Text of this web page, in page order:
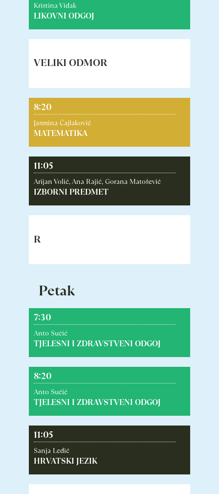
Kristina Vidak
LIKOVNI ODGOJ
VELIKI ODMOR
8:20
Jasmina Čajlaković
MATEMATIKA
11:05
Arijan Volić, Ana Rajić, Gorana Matošević
IZBORNI PREDMET
R
Petak
7:30
Anto Sučić
TJELESNI I ZDRAVSTVENI ODGOJ
8:20
Anto Sučić
TJELESNI I ZDRAVSTVENI ODGOJ
11:05
Sanja Ledić
HRVATSKI JEZIK